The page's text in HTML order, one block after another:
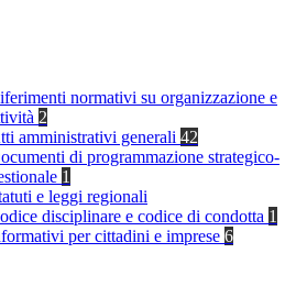
normativi su organizzazione e
2
amministrativi generali 42
di programmazione strategico-
1
e leggi regionali
disciplinare e codice di condotta 1
per cittadini e imprese 6